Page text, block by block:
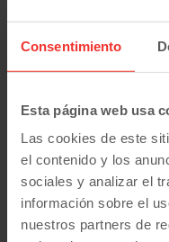
Consentimiento
Esta página web usa
Las cookies de este
el contenido y los
sociales y analizar el
información sobre el
nuestros partners de
Ford Transit
Plan Pive
9